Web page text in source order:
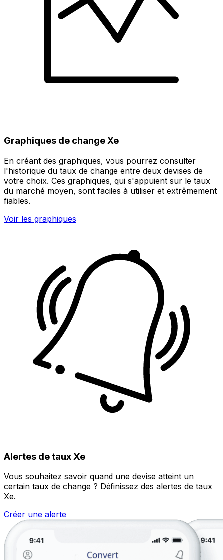
Graphiques de change Xe
En créant des graphiques, vous pourrez consulter
l'historique du taux de change entre deux devises de
votre choix. Ces graphiques, qui s'appuient sur le taux
du marché moyen, sont faciles à utiliser et extrêmement
fiables.
Voir les graphiques
Alertes de taux Xe
Vous souhaitez savoir quand une devise atteint un
certain taux de change ? Définissez des alertes de taux
Xe.
Créer une alerte